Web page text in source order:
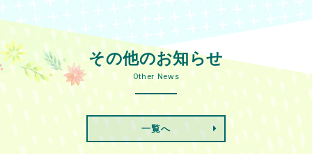
その他のお知らせ
Other News
一覧へ